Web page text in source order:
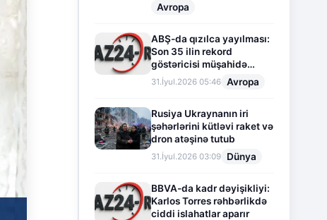
Avropa
ABŞ-da qızılca yayılması:
Son 35 ilin rekord
göstəricisi müşahidə
olunur
31.İyul.2026 05:46 Avropa
Rusiya Ukraynanın iri
şəhərlərini kütləvi raket və
dron atəşinə tutub
31.İyul.2026 03:09 Dünya
BBVA-da kadr dəyişikliyi:
Karlos Torres rəhbərlikdə
ciddi islahatlar aparır